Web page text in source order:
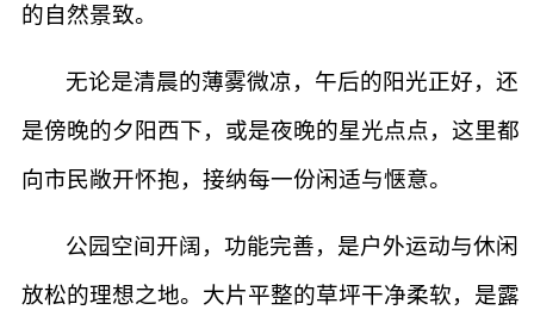
的自然景致。
无论是清晨的薄雾微凉，午后的阳光正好，还
是傍晚的夕阳西下，或是夜晚的星光点点，这里都
向市民敞开怀抱，接纳每一份闲适与惬意。
公园空间开阔，功能完善，是户外运动与休闲
放松的理想之地。大片平整的草坪干净柔软，是露